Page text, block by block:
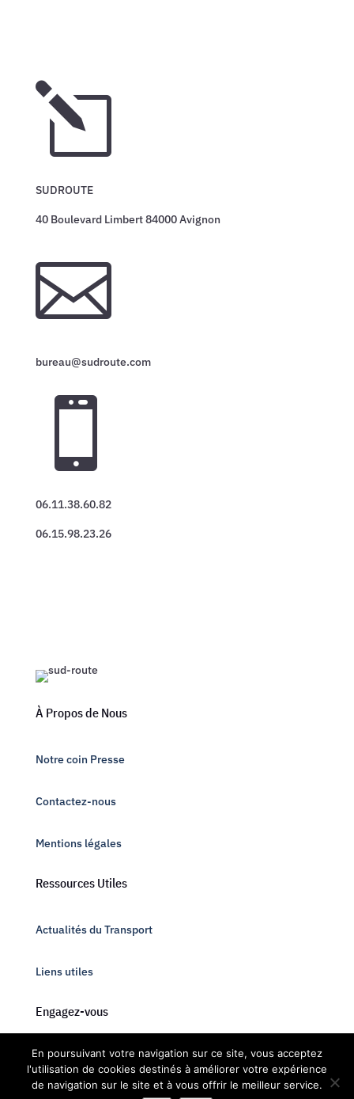
l
SUDROUTE
40 Boulevard Limbert 84000 Avignon

bureau@sudroute.com

06.11.38.60.82
06.15.98.23.26
À Propos de Nous
Notre coin Presse
Contactez-nous
Mentions légales
Ressources Utiles
Actualités du Transport
Liens utiles
Engagez-vous
Adhésion chauffeur routier
En poursuivant votre navigation sur ce site, vous acceptez
l'utilisation de cookies destinés à améliorer votre expérience
de navigation sur le site et à vous offrir le meilleur service.